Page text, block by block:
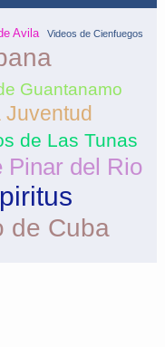
Avila Videos de Cienfuegos
Guantanamo
Juventud
de Las Tunas
Pinar del Rio
de Cuba